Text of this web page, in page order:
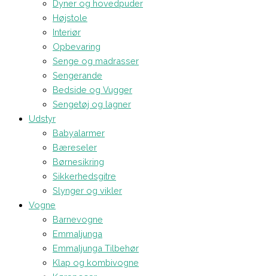
Dyner og hovedpuder
Højstole
Interiør
Opbevaring
Senge og madrasser
Sengerande
Bedside og Vugger
Sengetøj og lagner
Udstyr
Babyalarmer
Bæreseler
Børnesikring
Sikkerhedsgitre
Slynger og vikler
Vogne
Barnevogne
Emmaljunga
Emmaljunga Tilbehør
Klap og kombivogne